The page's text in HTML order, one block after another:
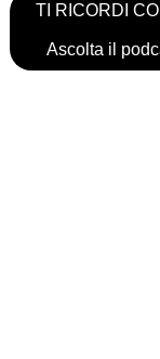
TI RICORDI
Ascolta il